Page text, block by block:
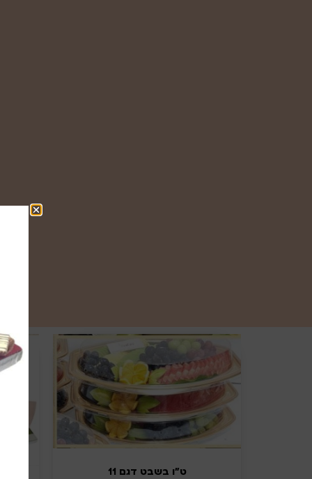
ט"ו בשבט דגם 11